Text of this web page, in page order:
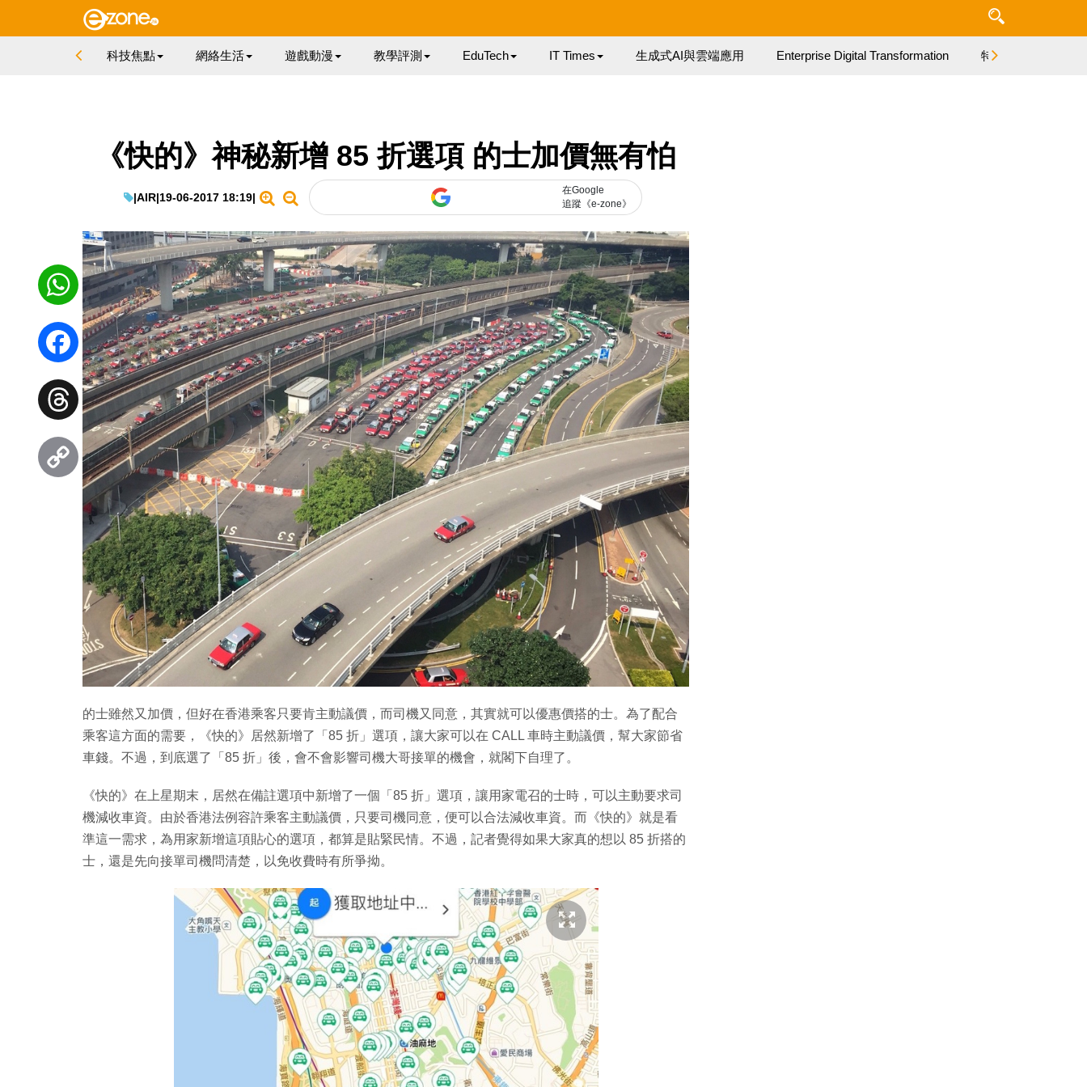
科技焦點 網絡生活 遊戲動漫 教學評測 EduTech IT Times 生成式AI與雲端應用 Enterprise Digital Transformation 特集
《快的》神秘新增 85 折選項 的士加價無有怕
|AIR|19-06-2017 18:19|
在Google
追蹤《e-zone》
的士雖然又加價，但好在香港乘客只要肯主動議價，而司機又同意，其實就可以優惠價搭的士。為了配合
乘客這方面的需要，《快的》居然新增了「85 折」選項，讓大家可以在 CALL 車時主動議價，幫大家節省
車錢。不過，到底選了「85 折」後，會不會影響司機大哥接單的機會，就閣下自理了。
《快的》在上星期末，居然在備註選項中新增了一個「85 折」選項，讓用家電召的士時，可以主動要求司
機減收車資。由於香港法例容許乘客主動議價，只要司機同意，便可以合法減收車資。而《快的》就是看
準這一需求，為用家新增這項貼心的選項，都算是貼緊民情。不過，記者覺得如果大家真的想以 85 折搭的
士，還是先向接單司機問清楚，以免收費時有所爭拗。
WhatsApp
Facebook
Threads
Copy
Link